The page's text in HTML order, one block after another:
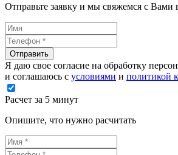
Отправьте заявку и мы свяжемся с
Отправить
Я даю свое согласие на обработку
и соглашаюсь с условиями и политикой
Расчет за 5 минут
Опишите, что нужно расчитать